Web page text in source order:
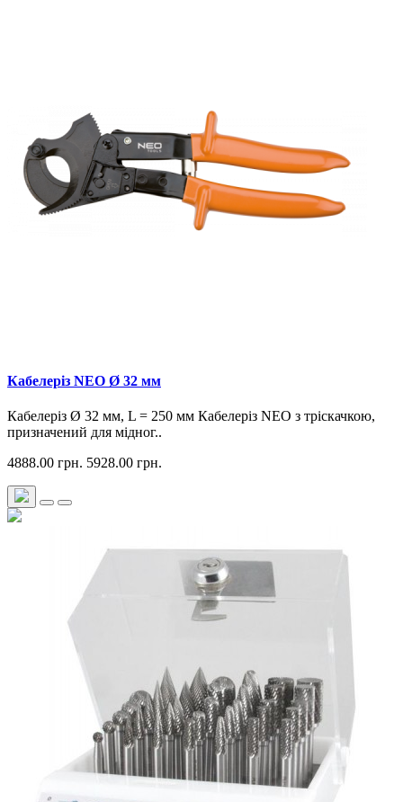
Кабелеріз NEO Ø 32 мм
Кабелеріз Ø 32 мм, L = 250 мм Кабелеріз NEO з тріскачкою,
призначений для мідног..
4888.00 грн. 5928.00 грн.